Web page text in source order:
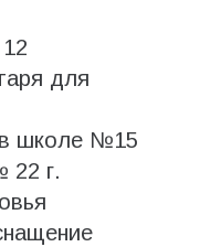
для
в школе №15
22 г.